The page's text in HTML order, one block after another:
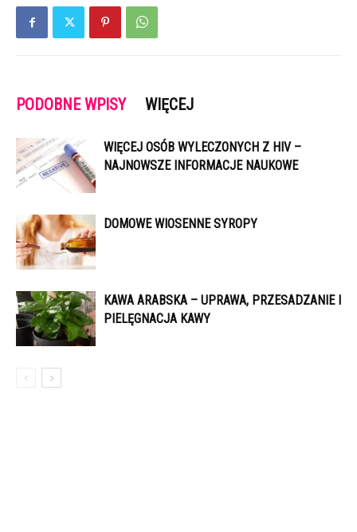
PODOBNE WPISY WIĘCEJ
WIĘCEJ OSÓB WYLECZONYCH Z HIV –
NAJNOWSZE INFORMACJE NAUKOWE
DOMOWE WIOSENNE SYROPY
KAWA ARABSKA – UPRAWA, PRZESADZANIE I
PIELĘGNACJA KAWY